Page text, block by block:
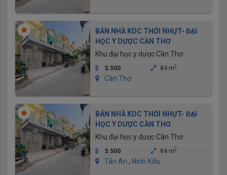
BÁN NHÀ KDC THỚI NHỰT- ĐẠI
HỌC Y DƯỢC CẦN THƠ
Khu đại học y dược Cần Thơ
3.500 84 m2
Cần Thơ
BÁN NHÀ KDC THỚI NHỰT- ĐẠI
HỌC Y DƯỢC CẦN THƠ
Khu đại học y dược Cần Thơ
3.500 84 m2
Tân An , Ninh Kiều